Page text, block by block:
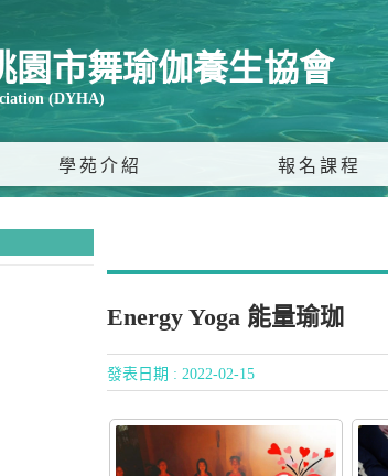
園市舞瑜伽養生協會
(DYHA)
學苑介紹 報名課程
Energy Yoga 能量瑜珈
發表日期 : 2022-02-15